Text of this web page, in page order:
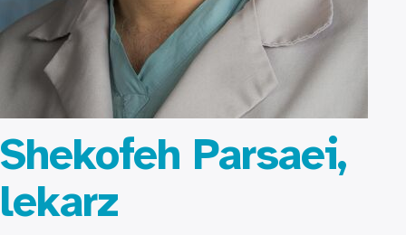
Shekofeh Parsaei,
lekarz